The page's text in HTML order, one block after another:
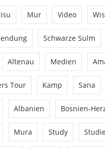
Mur Video
Schwarze Sulm
Altenau Medien
Tour Kamp Sana
Albanien Bosnien-
Mura Study